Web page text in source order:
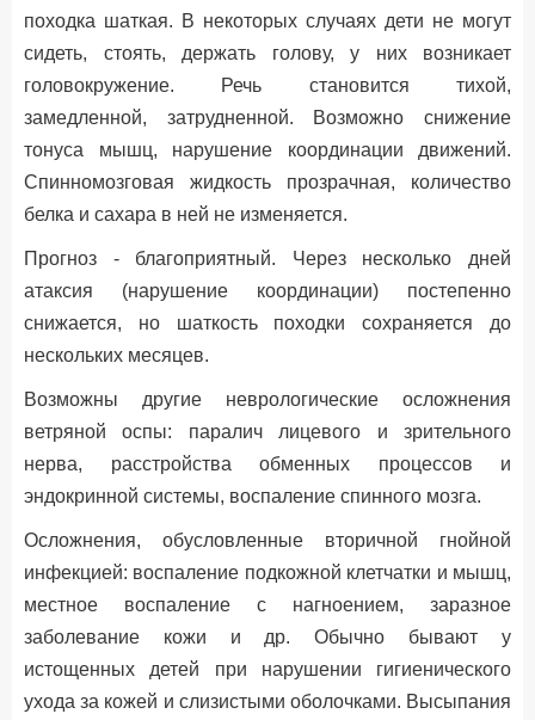
походка шаткая. В некоторых случаях дети не могут
сидеть, стоять, держать голову, у них возникает
головокружение. Речь становится тихой,
замедленной, затрудненной. Возможно снижение
тонуса мышц, нарушение координации движений.
Спинномозговая жидкость прозрачная, количество
белка и сахара в ней не изменяется.
Прогноз - благоприятный. Через несколько дней
атаксия (нарушение координации) постепенно
снижается, но шаткость походки сохраняется до
нескольких месяцев.
Возможны другие неврологические осложнения
ветряной оспы: паралич лицевого и зрительного
нерва, расстройства обменных процессов и
эндокринной системы, воспаление спинного мозга.
Осложнения, обусловленные вторичной гнойной
инфекцией: воспаление подкожной клетчатки и мышц,
местное воспаление с нагноением, заразное
заболевание кожи и др. Обычно бывают у
истощенных детей при нарушении гигиенического
ухода за кожей и слизистыми оболочками. Высыпания